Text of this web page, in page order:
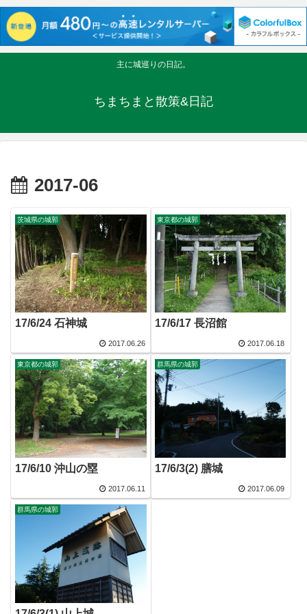
主に城巡りの日記。
ちまちまと散策&日記
2017-06
茨城県の城郭
17/6/24 石神城
2017.06.26
東京都の城郭
17/6/17 長沼館
2017.06.18
東京都の城郭
17/6/10 沖山の塁
2017.06.11
群馬県の城郭
17/6/3(2) 膳城
2017.06.09
群馬県の城郭